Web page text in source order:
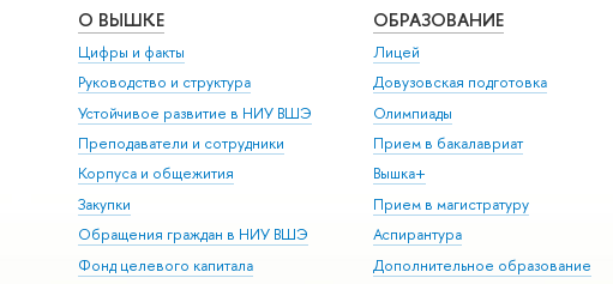
О ВЫШКЕ
Цифры и факты
Руководство и структура
Устойчивое развитие в НИУ ВШЭ
Преподаватели и сотрудники
Корпуса и общежития
Закупки
Обращения граждан в НИУ ВШЭ
Фонд целевого капитала
ОБРАЗОВАНИЕ
Лицей
Довузовская подготовка
Олимпиады
Прием в бакалавриат
Вышка+
Прием в магистратуру
Аспирантура
Дополнительное образование